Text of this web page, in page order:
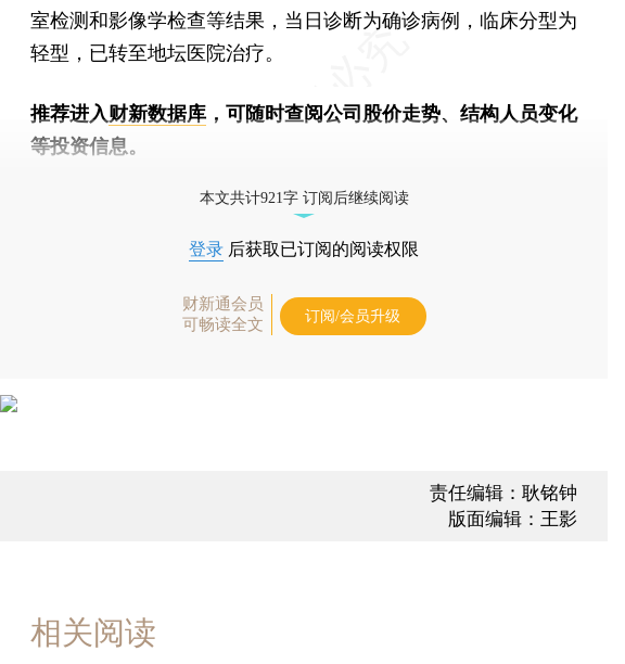
室检测和影像学检查等结果，当日诊断为确诊病例，临床分型为
轻型，已转至地坛医院治疗。
推荐进入财新数据库 ，可随时查阅公司股价走势、结构人员变化
等投资信息。
本文共计921字 订阅后继续阅读
登录 后获取已订阅的阅读权限
财新通会员
可畅读全文
订阅/会员升级
责任编辑：耿铭钟
版面编辑：王影
相关阅读